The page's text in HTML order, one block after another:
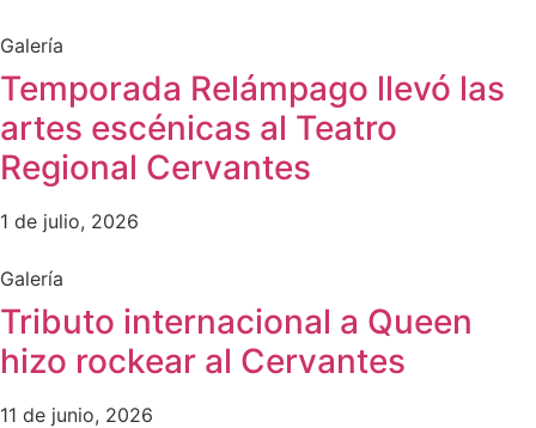
Galería
Temporada Relámpago llevó las
artes escénicas al Teatro
Regional Cervantes
1 de julio, 2026
Galería
Tributo internacional a Queen
hizo rockear al Cervantes
11 de junio, 2026